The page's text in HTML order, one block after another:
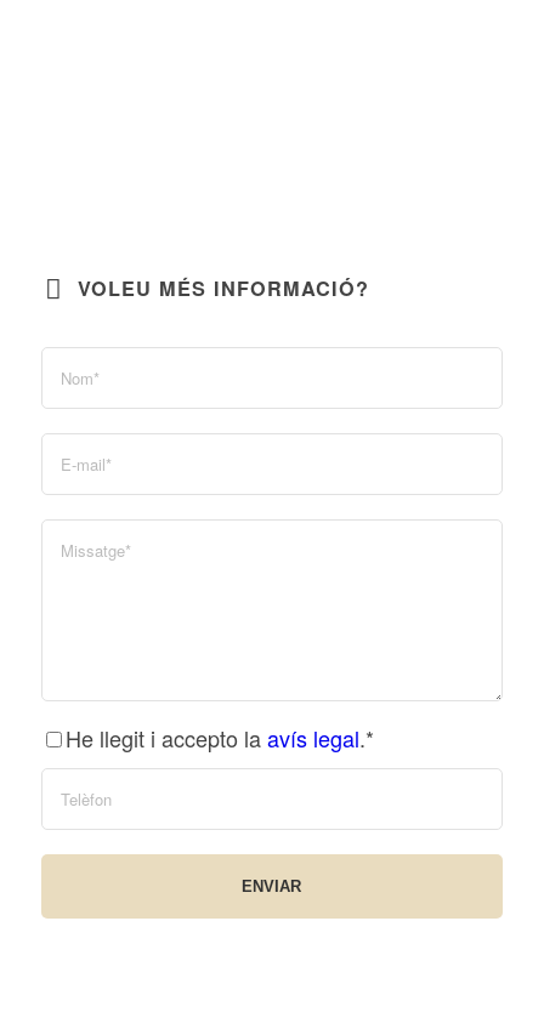
VOLEU MÉS INFORMACIÓ?
He llegit i accepto laavís legal.*